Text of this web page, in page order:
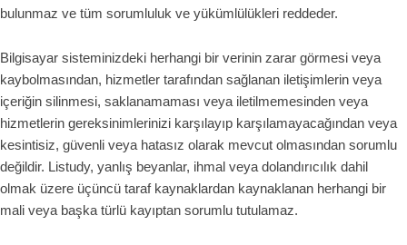
bulunmaz ve tüm sorumluluk ve yükümlülükleri reddeder.
Bilgisayar sisteminizdeki herhangi bir verinin zarar görmesi veya
kaybolmasından, hizmetler tarafından sağlanan iletişimlerin veya
içeriğin silinmesi, saklanamaması veya iletilmemesinden veya
hizmetlerin gereksinimlerinizi karşılayıp karşılamayacağından veya
kesintisiz, güvenli veya hatasız olarak mevcut olmasından sorumlu
değildir. Listudy, yanlış beyanlar, ihmal veya dolandırıcılık dahil
olmak üzere üçüncü taraf kaynaklardan kaynaklanan herhangi bir
mali veya başka türlü kayıptan sorumlu tutulamaz.